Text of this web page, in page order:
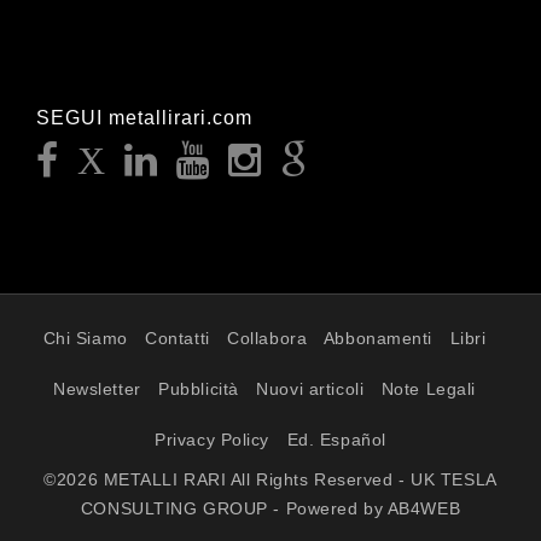
SEGUI metallirari.com
Chi Siamo Contatti Collabora Abbonamenti Libri
Newsletter Pubblicità Nuovi articoli Note Legali
Privacy Policy Ed. Español
©2026 METALLI RARI All Rights Reserved - UK TESLA
CONSULTING GROUP - Powered by AB4WEB